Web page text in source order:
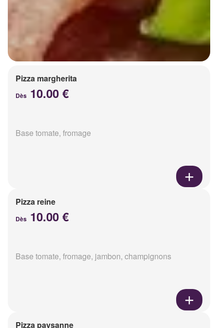
Pizza margherita
Dès 10.00 €
Base tomate, fromage
Pizza reine
Dès 10.00 €
Base tomate, fromage, jambon, champignons
Pizza paysanne